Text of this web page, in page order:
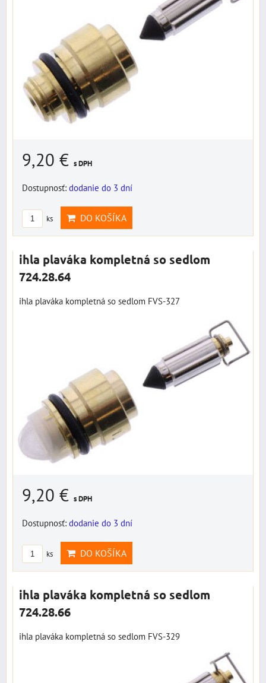
9,20 € s DPH
Dostupnosť: dodanie do 3 dní
ks DO KOŠÍKA
ihla plaváka kompletná so sedlom
724.28.64
ihla plaváka kompletná so sedlom FVS-327
9,20 € s DPH
Dostupnosť: dodanie do 3 dní
ks DO KOŠÍKA
ihla plaváka kompletná so sedlom
724.28.66
ihla plaváka kompletná so sedlom FVS-329